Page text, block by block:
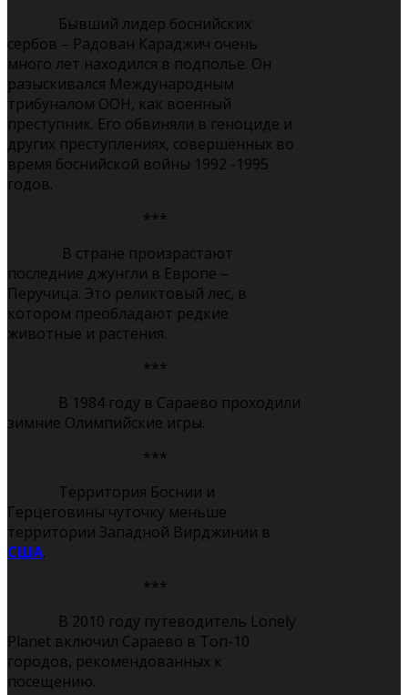
Бывший лидер боснийских
сербов – Радован Караджич очень
много лет находился в подполье. Он
разыскивался Международным
трибуналом ООН, как военный
преступник. Его обвиняли в геноциде и
других преступлениях, совершённых во
время боснийской войны 1992 -1995
годов.
***
В стране произрастают
последние джунгли в Европе –
Перучица. Это реликтовый лес, в
котором преобладают редкие
животные и растения.
***
В 1984 году в Сараево проходили
зимние Олимпийские игры.
***
Территория Боснии и
Герцеговины чуточку меньше
территории Западной Вирджинии в
США.
***
В 2010 году путеводитель Lonely
Planet включил Сараево в Топ-10
городов, рекомендованных к
посещению.